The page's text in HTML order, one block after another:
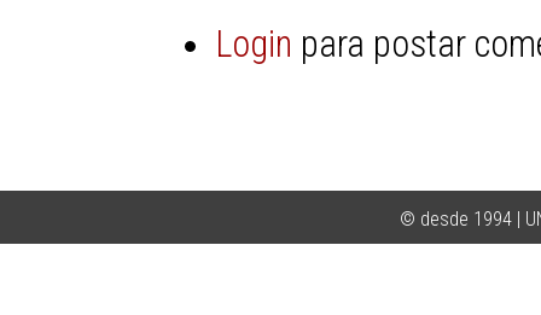
Login para postar
© desde 1994 |